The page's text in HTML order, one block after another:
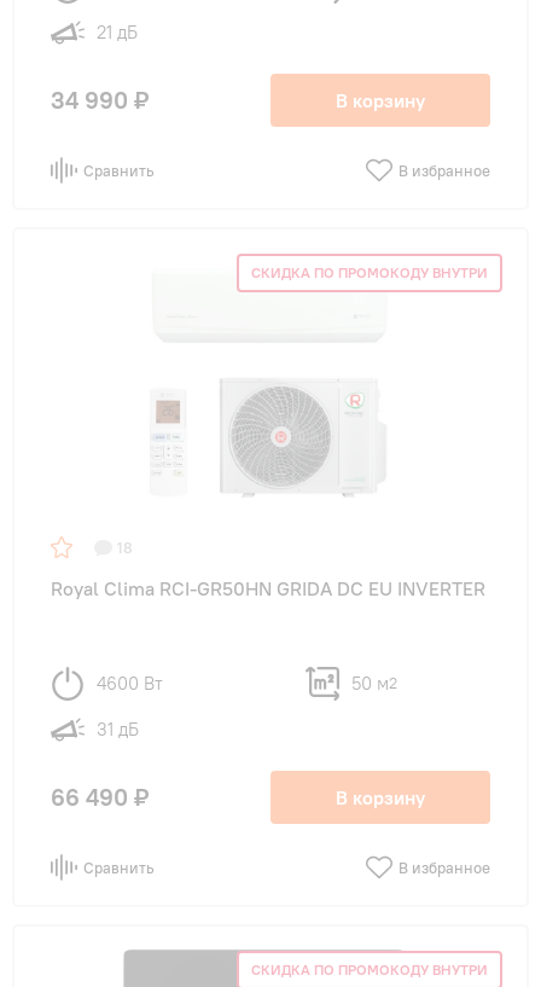
21 дБ
34 990 ₽ В корзину
Сравнить В избранное
СКИДКА ПО ПРОМОКОДУ ВНУТРИ
18
Royal Clima RCI-GR50HN GRIDA DC EU INVERTER
4600 Вт 50 м2
31 дБ
66 490 ₽ В корзину
Сравнить В избранное
СКИДКА ПО ПРОМОКОДУ ВНУТРИ